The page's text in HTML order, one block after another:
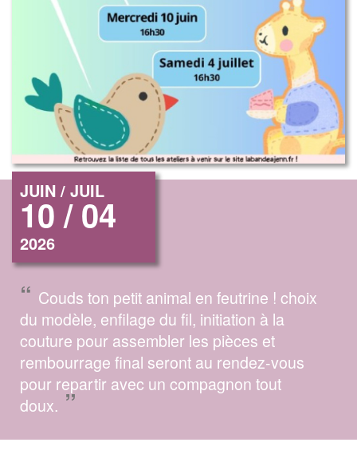
JUIN / JUIL
10 / 04
2026
“ Couds ton petit animal en feutrine ! choix
du modèle, enfilage du fil, initiation à la
couture pour assembler les pièces et
rembourrage final seront au rendez-vous
pour repartir avec un compagnon tout
doux. ”